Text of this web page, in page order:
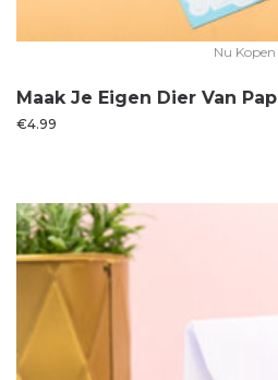
Nu Kopen
Maak Je Eigen Dier Van
€4.99